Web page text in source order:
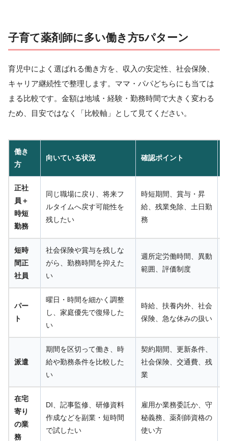
子育て薬剤師に多い働き方5パターン
育児中によく選ばれる働き方を、収入の安定性、社会保険、
キャリア継続性で整理します。ママ・パパどちらにも当ては
まる比較です。金額は地域・経験・勤務時間で大きく変わる
ため、目安ではなく「比較軸」として見てください。
働き
方
向いている状況 確認ポイント
正社
員＋
時短
勤務
同じ職場に戻り、将来フ
ルタイムへ戻す可能性を
残したい
時短期間、賞与・昇
給、残業免除、土日勤
務
短時
間正
社員
社会保険や賞与を残しな
がら、勤務時間を抑えた
い
週所定労働時間、異動
範囲、評価制度
パー
ト
曜日・時間を細かく調整
し、家庭優先で復帰した
い
時給、扶養内外、社会
保険、急な休みの扱い
派遣
期間を区切って働き、時
給や勤務条件を比較した
い
契約期間、更新条件、
社会保険、交通費、残
業
在宅
寄り
の業
務
DI、記事監修、研修資料
作成などを副業・短時間
で試したい
雇用か業務委託か、守
秘義務、薬剤師資格の
使い方